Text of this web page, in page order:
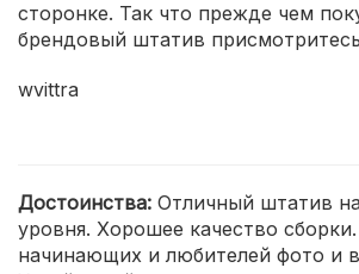
сторонке. Так что прежде чем
брендовый штатив
wvittra
Достоинства: Отличный штатив
уровня. Хорошее качество
начинающих и любителей фото и